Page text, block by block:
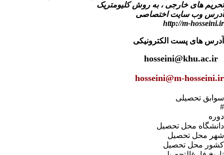
تحریم های خارجی ، به روش کلیومتریک
آدرس وب سایت اختصاصی
http://m-hosseini.ir
آدرس های پست الکترونیکی
hosseini@khu.ac.ir
hosseini@m-hosseini.ir
mirhadihosseini@gmail.com
سوابق تحصیلی
#
دوره
دانشگاه محل تحصیل
شهر محل تحصیل
کشور محل تحصیل